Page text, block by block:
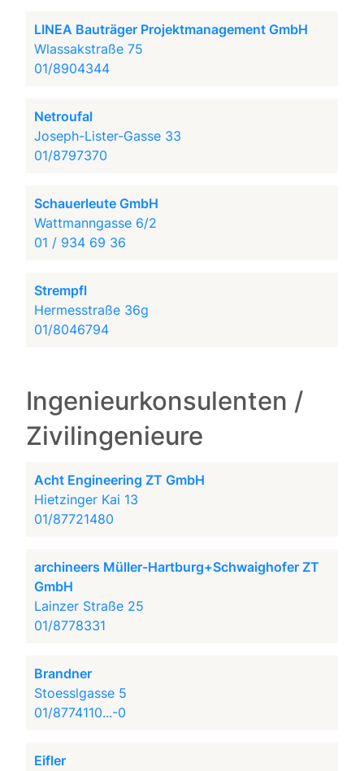
LINEA Bauträger Projektmanagement GmbH
Wlassakstraße 75
01/8904344
Netroufal
Joseph-Lister-Gasse 33
01/8797370
Schauerleute GmbH
Wattmanngasse 6/2
01 / 934 69 36
Strempfl
Hermesstraße 36g
01/8046794
Ingenieurkonsulenten /
Zivilingenieure
Acht Engineering ZT GmbH
Hietzinger Kai 13
01/87721480
archineers Müller-Hartburg+Schwaighofer ZT
GmbH
Lainzer Straße 25
01/8778331
Brandner
Stoesslgasse 5
01/8774110...-0
Eifler